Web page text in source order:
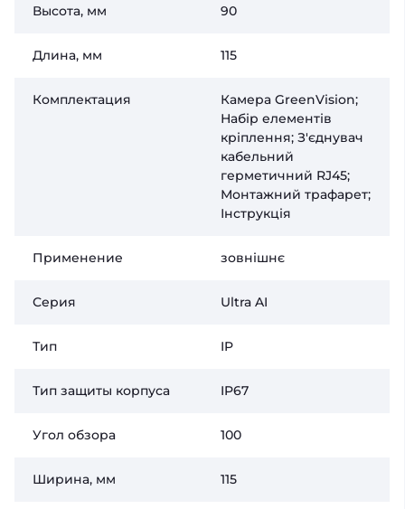
Высота, мм 90
Длина, мм 115
Комплектация
Камера GreenVision;
Набір елементів
кріплення; З'єднувач
кабельний
герметичний RJ45;
Монтажний трафарет;
Інструкція
Применение зовнішнє
Серия Ultra AI
Тип IP
Тип защиты корпуса IP67
Угол обзора 100
Ширина, мм 115